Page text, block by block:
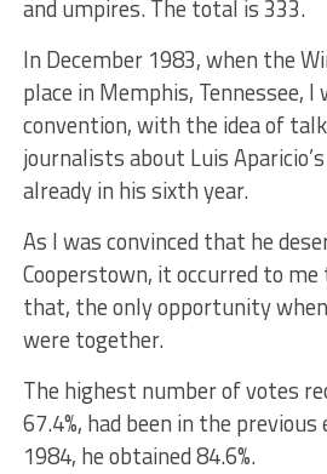
and umpires. The total is 333.
In December 1983, when the
place in Memphis, Tennessee,
convention, with the idea of
journalists about Luis
already in his sixth year.
As I was convinced that he
Cooperstown, it occurred to
that, the only opportunity
were together.
The highest number of votes
67.4%, had been in the
1984, he obtained 84.6%.